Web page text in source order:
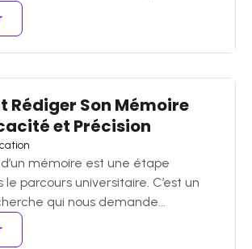
Rédiger Son Mémoire
et Précision
mémoire est une étape
parcours universitaire. C’est un
qui nous demande...